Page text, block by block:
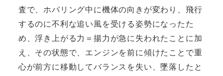
査で、ホバリング中に機体の向きが変わり、飛行
するのに不利な追い風を受ける姿勢になったた
め、浮き上がる力＝揚力が急に失われたことに加
え、その状態で、エンジンを前に傾けたことで重
心が前方に移動してバランスを失い、墜落したと